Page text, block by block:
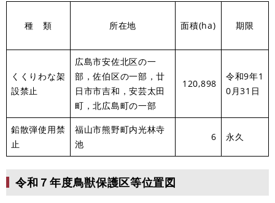
種 類 所在地 面積(ha) 期限
くくりわな架
設禁止
広島市安佐北区の一
部，佐伯区の一部，廿
日市市吉和，安芸太田
町，北広島町の一部
120,898
令和9年1
0月31日
鉛散弾使用禁
止
福山市熊野町内光林寺
池
6 永久
令和７年度鳥獣保護区等位置図